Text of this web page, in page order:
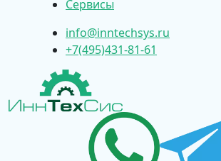
Сервисы
info@inntechsys.ru
+7(495)431-81-61